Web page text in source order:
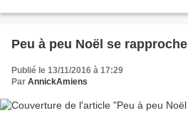
Peu à peu Noël se rapproche
Publié le 13/11/2016 à 17:29
Par AnnickAmiens